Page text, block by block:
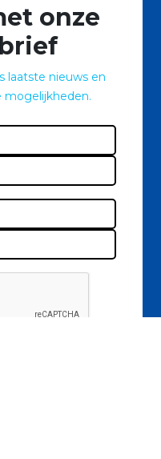
onze
laatste nieuws en
mogelijkheden.